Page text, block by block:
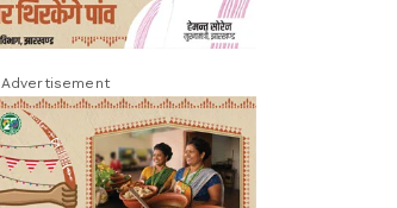
Advertisement